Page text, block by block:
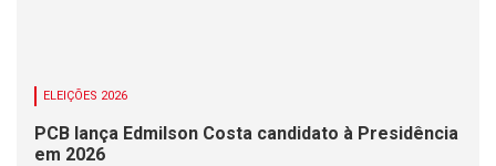
ELEIÇÕES 2026
PCB lança Edmilson Costa candidato à Presidência
em 2026